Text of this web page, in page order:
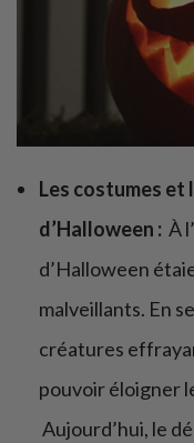
Les costumes et
d’Halloween : À
d’Halloween
malveillants. En
créatures
pouvoir éloigner
Aujourd’hui, le